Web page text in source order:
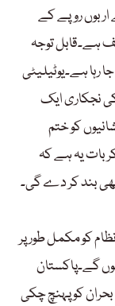
روپے کے
ہے۔قابل توجہ
رہا ہے۔یوٹیلیٹی
نجکاری ایک
کو ختم
بات یہ ہے کہ
بند کر دے گی۔
کو مکمل طور پر
گے۔پاکستان
کو پہنچ چکی